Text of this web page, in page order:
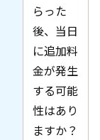
らった
後、当日
に追加料
金が発生
する可能
性はあり
ますか？